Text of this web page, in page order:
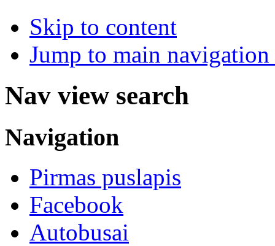
Skip to content
Jump to main
Nav view search
Navigation
Pirmas puslapis
Facebook
Autobusai